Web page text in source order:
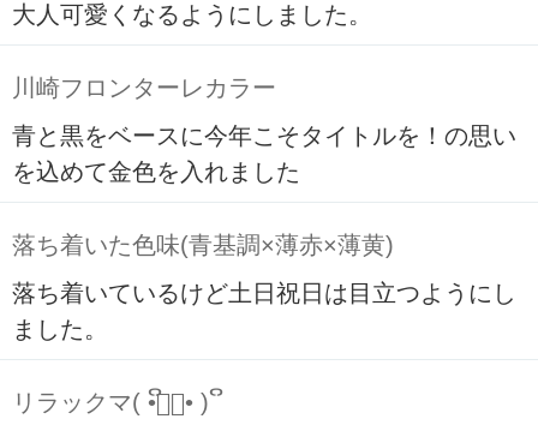
大人可愛くなるようにしました。
川崎フロンターレカラー
青と黒をベースに今年こそタイトルを！の思い
を込めて金色を入れました
落ち着いた色味(青基調×薄赤×薄黄)
落ち着いているけど土日祝日は目立つようにし
ました。
リラックマ( ິ•ᆺ⃘• )ິ